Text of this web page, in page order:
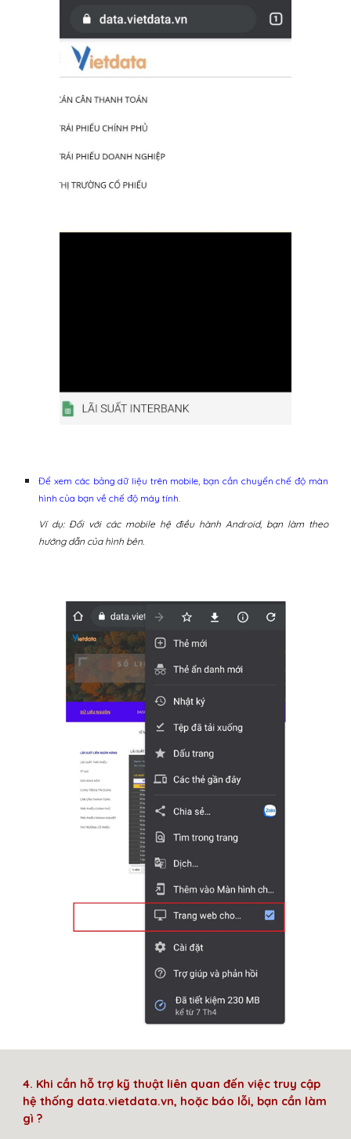
Để xem các bảng dữ liệu trên mobile, bạn cần chuyển chế độ màn
hình của bạn về chế độ máy tính.
Ví dụ: Đối với các mobile hệ điều hành Android, bạn làm theo
hướng dẫn của hình bên.
4. Khi cần hỗ trợ kỹ thuật liên quan đến việc truy cập
hệ thống data.vietdata.vn, hoặc báo lỗi, bạn cần làm
gì ?